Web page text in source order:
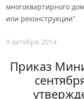
многоквартирного
или реконструкции"
9 октября 2014
Приказ